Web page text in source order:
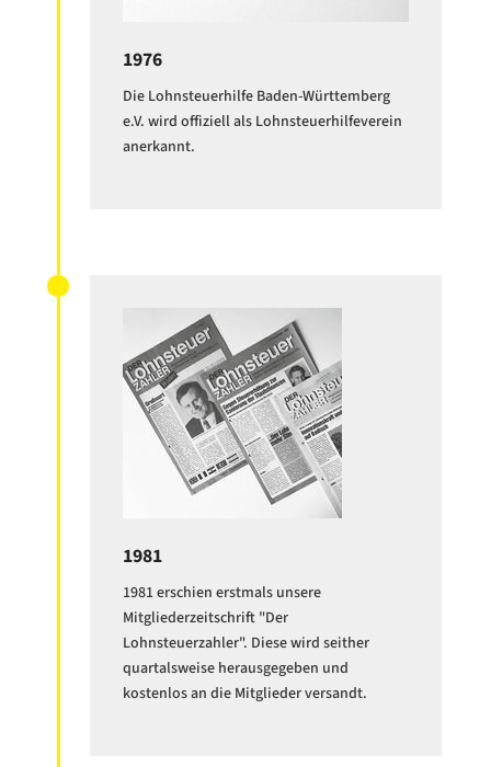
1976
Die Lohnsteuerhilfe Baden-Württemberg
e.V. wird offiziell als Lohnsteuerhilfeverein
anerkannt.
1981
1981 erschien erstmals unsere
Mitgliederzeitschrift "Der
Lohnsteuerzahler". Diese wird seither
quartalsweise herausgegeben und
kostenlos an die Mitglieder versandt.